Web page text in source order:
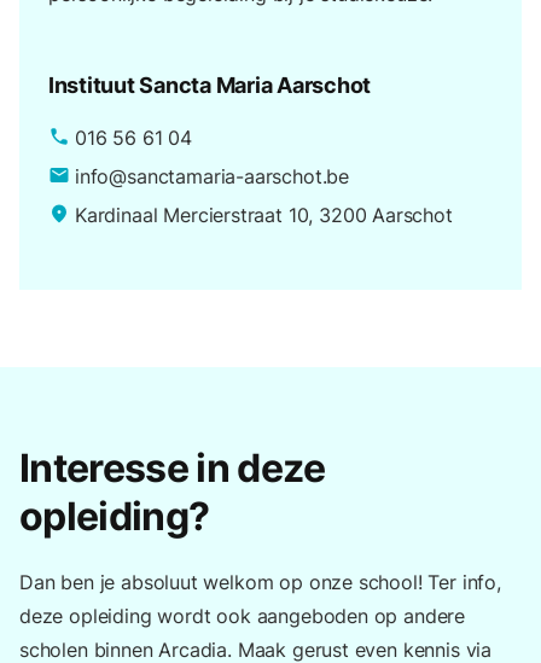
Instituut Sancta Maria Aarschot
phone 016 56 61 04
email info@sanctamaria-aarschot.be
place Kardinaal Mercierstraat 10, 3200 Aarschot
Interesse in deze
opleiding?
Dan ben je absoluut welkom op onze school! Ter info,
deze opleiding wordt ook aangeboden op andere
scholen binnen Arcadia. Maak gerust even kennis via